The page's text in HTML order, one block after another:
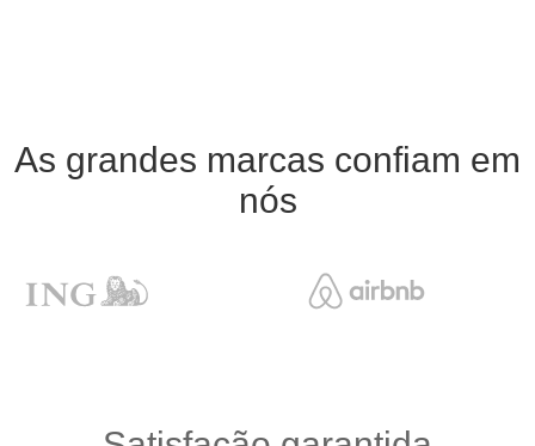
As grandes marcas confiam em
nós